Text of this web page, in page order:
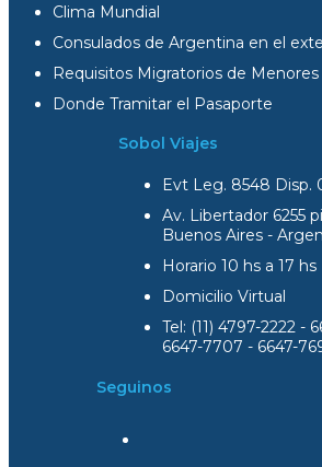
Clima Mundial
Consulados de Argentina en el
Requisitos Migratorios de Menores
Donde Tramitar el Pasaporte
Sobol Viajes
Evt Leg. 8548 Disp.
Av. Libertador 6255
Buenos Aires -
Horario 10 hs a 17 hs
Domicilio Virtual
Tel: (11) 4797-2222 -
6647-7707 - 6647-
Seguinos